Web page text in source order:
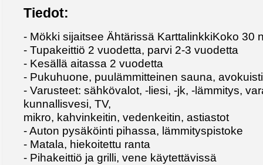
Tiedot:
- Mökki sijaitsee Ähtärissä KarttalinkkiKoko 30
- Tupakeittiö 2 vuodetta, parvi 2-3 vuodetta
- Kesällä aitassa 2 vuodetta
- Pukuhuone, puulämmitteinen sauna, avokuisti
- Varusteet: sähkövalot, -liesi, -jk, -lämmitys,
kunnallisvesi, TV,
mikro, kahvinkeitin, vedenkeitin, astiastot
- Auton pysäköinti pihassa, lämmityspistoke
- Matala, hiekoitettu ranta
- Pihakeittiö ja grilli, vene käytettävissä